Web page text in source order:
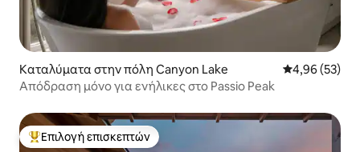
Καταλύματα στην πόλη Canyon Lake Μέση
4,96 (53)
Απόδραση μόνο για ενήλικες στο Passio Peak
Κορυφαία επιλογή επισκεπτών
Επιλογή επισκεπτών